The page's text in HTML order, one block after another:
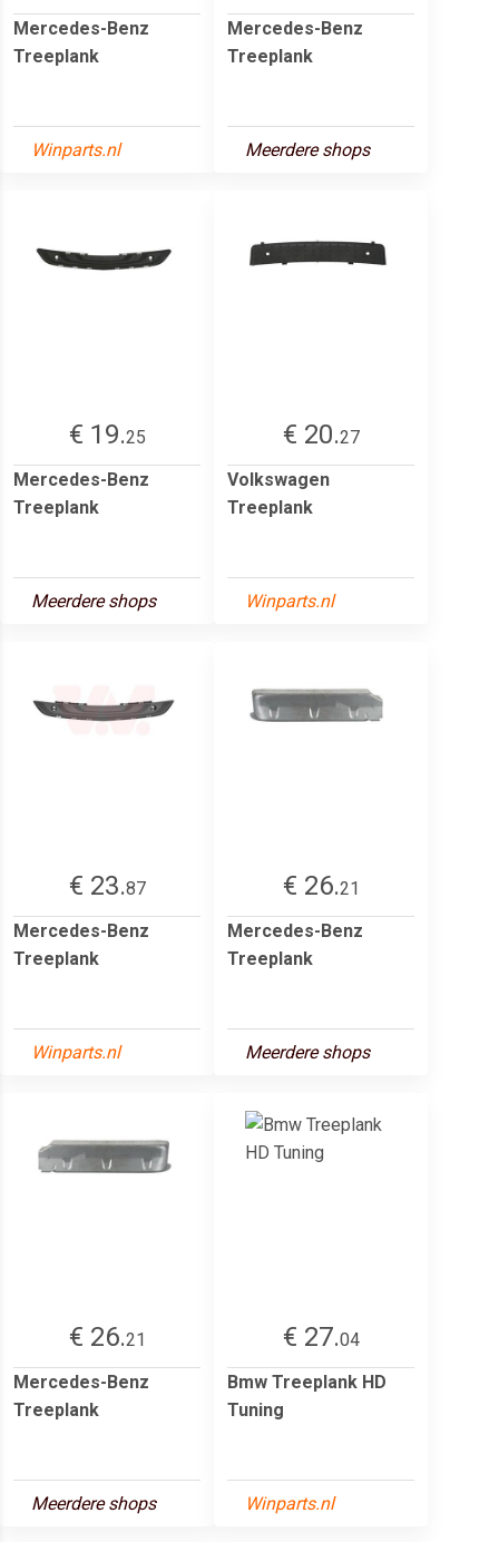
Mercedes-Benz
Treeplank
Winparts.nl
Mercedes-Benz
Treeplank
Meerdere shops
€ 19.25
Mercedes-Benz
Treeplank
Meerdere shops
€ 20.27
Volkswagen
Treeplank
Winparts.nl
€ 23.87
Mercedes-Benz
Treeplank
Winparts.nl
€ 26.21
Mercedes-Benz
Treeplank
Meerdere shops
€ 26.21
Mercedes-Benz
Treeplank
Meerdere shops
€ 27.04
Bmw Treeplank HD
Tuning
Winparts.nl